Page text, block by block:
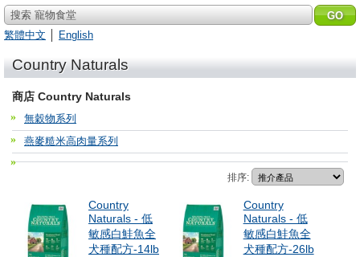
搜索 寵物食堂
繁體中文
English
Country Naturals
商店 Country Naturals
無穀物系列
燕麥糙米高肉量系列
排序:
Country
Naturals - 低
敏感白鮭魚全
犬種配方-14lb
Country
Naturals - 低
敏感白鮭魚全
犬種配方-26lb